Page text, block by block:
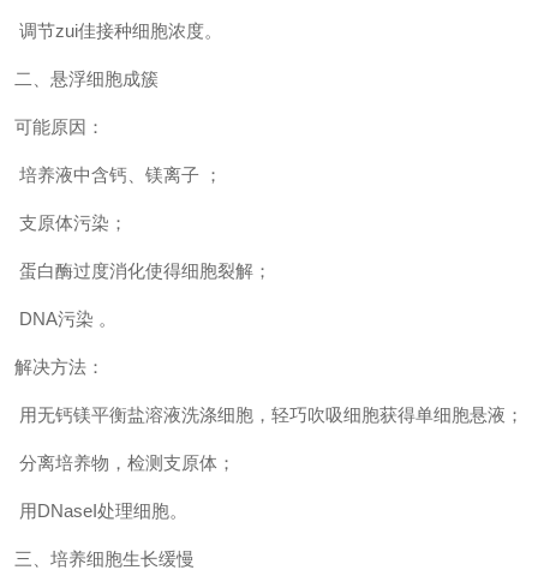
调节zui佳接种细胞浓度。
二、悬浮细胞成簇
可能原因：
培养液中含钙、镁离子 ；
支原体污染；
蛋白酶过度消化使得细胞裂解；
DNA污染 。
解决方法：
用无钙镁平衡盐溶液洗涤细胞，轻巧吹吸细胞获得单细胞悬液；
分离培养物，检测支原体；
用DNaseI处理细胞。
三、培养细胞生长缓慢